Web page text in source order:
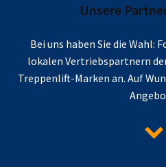
Unsere
Bei uns haben Sie die Wahl:
lokalen Vertriebspartnern
Treppenlift-Marken an. Auf